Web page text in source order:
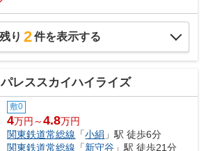
残り 2件を表示する
レススカイハイライズ
敷0
4万円～4.8万円
関東鉄道常総線 「小絹 」駅 徒歩6分
関東鉄道常総線 「新守谷 」駅 徒歩21分